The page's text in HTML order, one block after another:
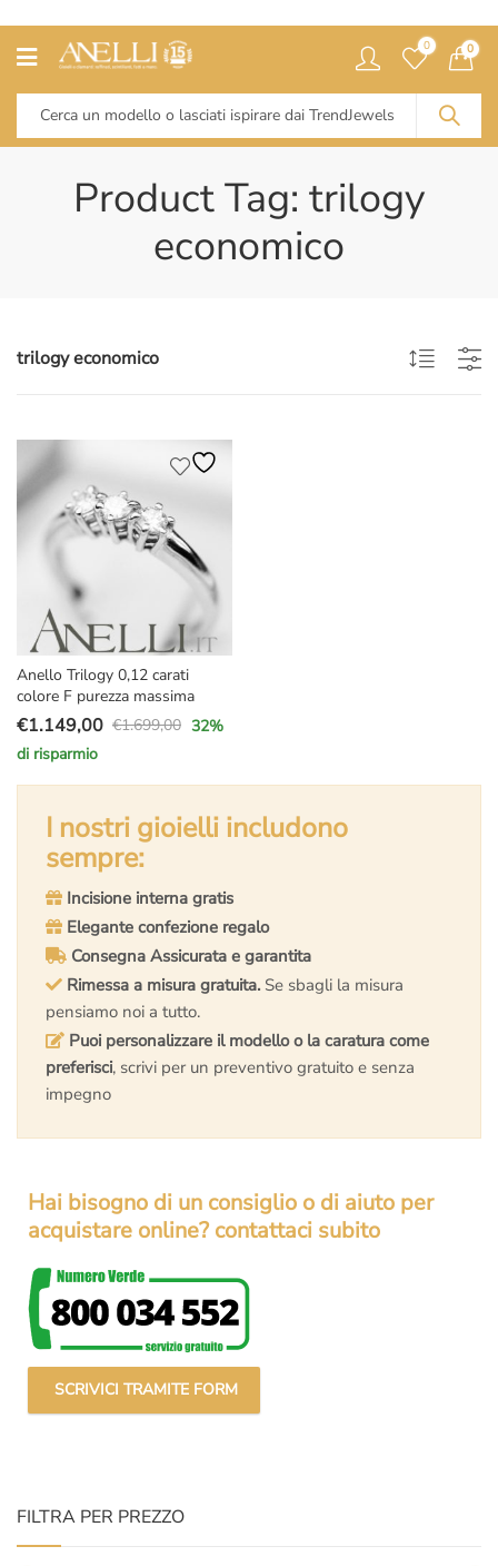
0 0
Product Tag: trilogy
economico
trilogy economico
Anello Trilogy 0,12 carati
colore F purezza massima
€1.699,00
Il
prezzo
originale
€1.699,00.
€1.149,00
Il
prezzo
attuale
€1.149,00.
32%
di risparmio
I nostri gioielli includono
sempre:
Incisione interna gratis
Elegante confezione regalo
Consegna Assicurata e garantita
Rimessa a misura gratuita. Se sbagli la misura
pensiamo noi a tutto.
Puoi personalizzare il modello o la caratura come
preferisci, scrivi per un preventivo gratuito e senza
impegno
Hai bisogno di un consiglio o di aiuto per
acquistare online? contattaci subito
SCRIVICI TRAMITE FORM
FILTRA PER PREZZO